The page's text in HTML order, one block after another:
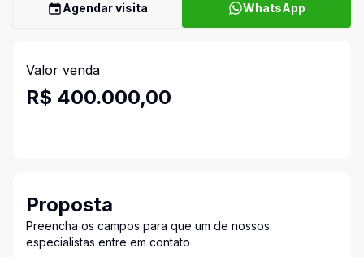
Agendar visita WhatsApp
Valor venda
R$ 400.000,00
Proposta
Preencha os campos para que um de nossos
especialistas entre em contato